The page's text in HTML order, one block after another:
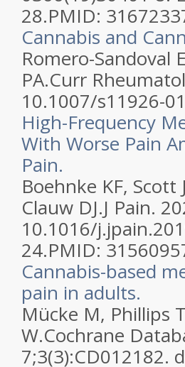
28.PMID:
Cannabis and
Romero-Sandoval
PA.Curr
10.1007/s11926-
High-Frequency
With Worse Pain
Pain.
Boehnke KF, Scott
Clauw DJ.J Pain.
10.1016/
24.PMID:
Cannabis-based
pain in adults.
Mücke M, Phillips
W.Cochrane
7;3(3):CD012182.